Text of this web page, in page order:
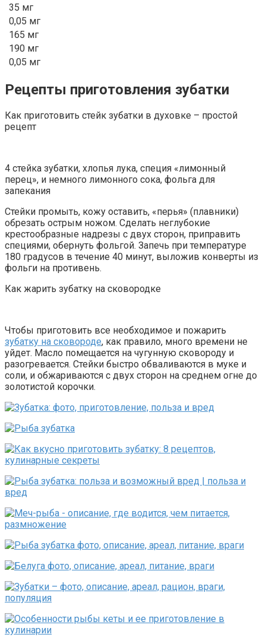
35 мг
0,05 мг
165 мг
190 мг
0,05 мг
Рецепты приготовления зубатки
Как приготовить стейк зубатки в духовке – простой
рецепт
4 стейка зубатки, хлопья лука, специя «лимонный
перец», и немного лимонного сока, фольга для
запекания
Стейки промыть, кожу оставить, «перья» (плавники)
обрезать острым ножом. Сделать неглубокие
крестообразные надрезы с двух сторон, приправить
специями, обернуть фольгой. Запечь при температуре
180 градусов в течение 40 минут, выложив конверты из
фольги на противень.
Как жарить зубатку на сковородке
Чтобы приготовить все необходимое и пожарить
зубатку на сковороде, как правило, много времени не
уйдет. Масло помещается на чугунную сковороду и
разогревается. Стейки быстро обваливаются в муке и
соли, и обжариваются с двух сторон на среднем огне до
золотистой корочки.